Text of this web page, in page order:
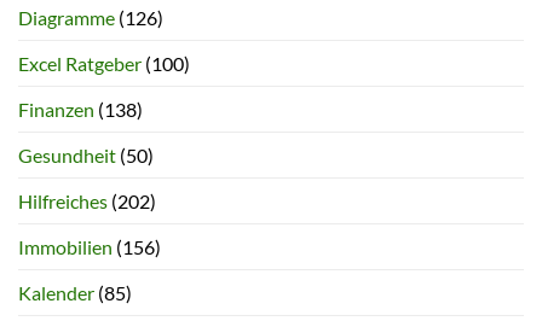
Diagramme (126)
Excel Ratgeber (100)
Finanzen (138)
Gesundheit (50)
Hilfreiches (202)
Immobilien (156)
Kalender (85)